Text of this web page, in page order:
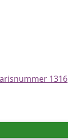
1316